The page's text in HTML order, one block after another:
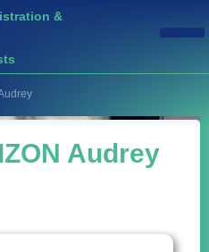
&
Audrey